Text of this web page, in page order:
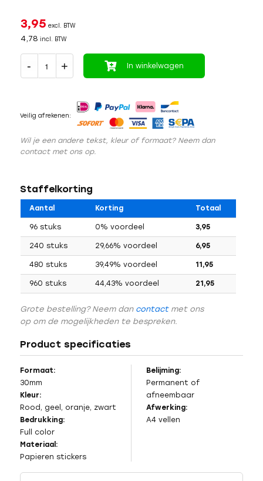
3,95 excl. BTW
4,78 incl. BTW
In winkelwagen
Veilig afrekenen:
Wil je een andere tekst, kleur of formaat? Neem dan
contact met ons op.
Staffelkorting
Aantal Korting Totaal
96 stuks 0% voordeel 3,95
240 stuks 29,66% voordeel 6,95
480 stuks 39,49% voordeel 11,95
960 stuks 44,43% voordeel 21,95
Grote bestelling? Neem dan contactmet ons
op om de mogelijkheden te bespreken.
Product specificaties
Formaat:
30mm
Kleur:
Rood, geel, oranje, zwart
Bedrukking:
Full color
Materiaal:
Papieren stickers
Belijming:
Permanent of
afneembaar
Afwerking:
A4 vellen